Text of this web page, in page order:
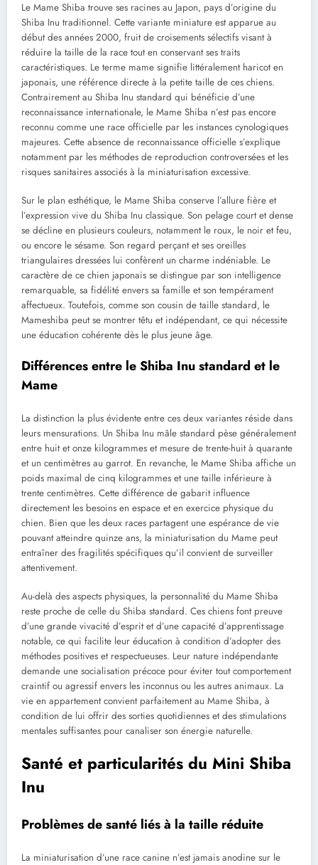
Le Mame Shiba trouve ses racines au Japon, pays d’origine du
Shiba Inu traditionnel. Cette variante miniature est apparue au
début des années 2000, fruit de croisements sélectifs visant à
réduire la taille de la race tout en conservant ses traits
caractéristiques. Le terme mame signifie littéralement haricot en
japonais, une référence directe à la petite taille de ces chiens.
Contrairement au Shiba Inu standard qui bénéficie d’une
reconnaissance internationale, le Mame Shiba n’est pas encore
reconnu comme une race officielle par les instances cynologiques
majeures. Cette absence de reconnaissance officielle s’explique
notamment par les méthodes de reproduction controversées et les
risques sanitaires associés à la miniaturisation excessive.
Sur le plan esthétique, le Mame Shiba conserve l’allure fière et
l’expression vive du Shiba Inu classique. Son pelage court et dense
se décline en plusieurs couleurs, notamment le roux, le noir et feu,
ou encore le sésame. Son regard perçant et ses oreilles
triangulaires dressées lui confèrent un charme indéniable. Le
caractère de ce chien japonais se distingue par son intelligence
remarquable, sa fidélité envers sa famille et son tempérament
affectueux. Toutefois, comme son cousin de taille standard, le
Mameshiba peut se montrer têtu et indépendant, ce qui nécessite
une éducation cohérente dès le plus jeune âge.
Différences entre le Shiba Inu standard et le
Mame
La distinction la plus évidente entre ces deux variantes réside dans
leurs mensurations. Un Shiba Inu mâle standard pèse généralement
entre huit et onze kilogrammes et mesure de trente-huit à quarante
et un centimètres au garrot. En revanche, le Mame Shiba affiche un
poids maximal de cinq kilogrammes et une taille inférieure à
trente centimètres. Cette différence de gabarit influence
directement les besoins en espace et en exercice physique du
chien. Bien que les deux races partagent une espérance de vie
pouvant atteindre quinze ans, la miniaturisation du Mame peut
entraîner des fragilités spécifiques qu’il convient de surveiller
attentivement.
Au-delà des aspects physiques, la personnalité du Mame Shiba
reste proche de celle du Shiba standard. Ces chiens font preuve
d’une grande vivacité d’esprit et d’une capacité d’apprentissage
notable, ce qui facilite leur éducation à condition d’adopter des
méthodes positives et respectueuses. Leur nature indépendante
demande une socialisation précoce pour éviter tout comportement
craintif ou agressif envers les inconnus ou les autres animaux. La
vie en appartement convient parfaitement au Mame Shiba, à
condition de lui offrir des sorties quotidiennes et des stimulations
mentales suffisantes pour canaliser son énergie naturelle.
Santé et particularités du Mini Shiba
Inu
Problèmes de santé liés à la taille réduite
La miniaturisation d’une race canine n’est jamais anodine sur le